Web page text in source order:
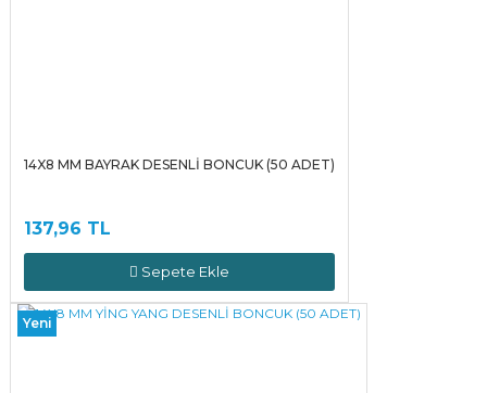
14X8 MM BAYRAK DESENLİ BONCUK (50 ADET)
137,96 TL
Sepete Ekle
Yeni